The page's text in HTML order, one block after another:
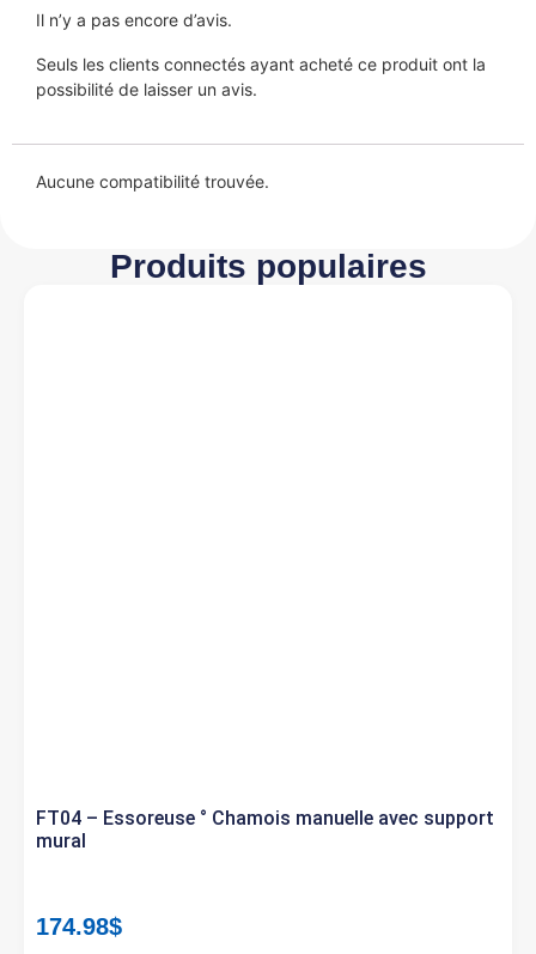
Il n’y a pas encore d’avis.
Seuls les clients connectés ayant acheté ce produit ont la
possibilité de laisser un avis.
Aucune compatibilité trouvée.
Produits populaires
FT04 – Essoreuse ° Chamois manuelle avec support
mural
174.98$